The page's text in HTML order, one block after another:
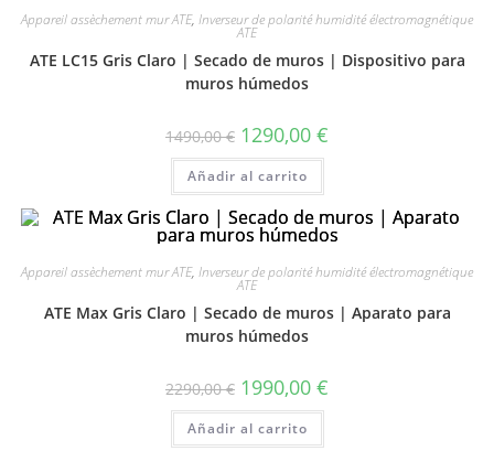
Appareil assèchement mur ATE, Inverseur de polarité humidité électromagnétique
ATE
ATE LC15 Gris Claro | Secado de muros | Dispositivo para
muros húmedos
1490,00€ 1290,00 €
Añadir al carrito
Appareil assèchement mur ATE, Inverseur de polarité humidité électromagnétique
ATE
ATE Max Gris Claro | Secado de muros | Aparato para
muros húmedos
2290,00€ 1990,00 €
Añadir al carrito